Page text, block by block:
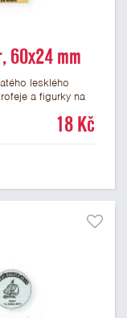
60x24 mm
lesklého
a figurky na
v ceně. U
objednávky.
18 Kč